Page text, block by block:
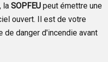
la SOPFEU peut émettre une
ouvert. Il est de votre
danger d'incendie avant